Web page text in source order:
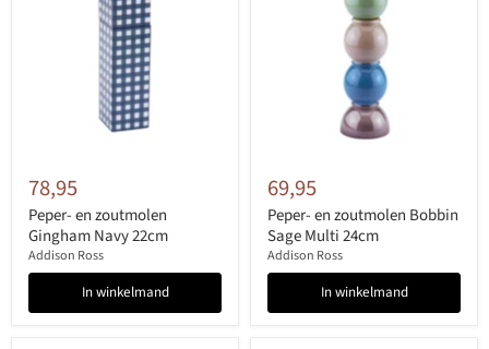
78,95
Peper- en zoutmolen
Gingham Navy 22cm
Addison Ross
In winkelmand
69,95
Peper- en zoutmolen Bobbin
Sage Multi 24cm
Addison Ross
In winkelmand